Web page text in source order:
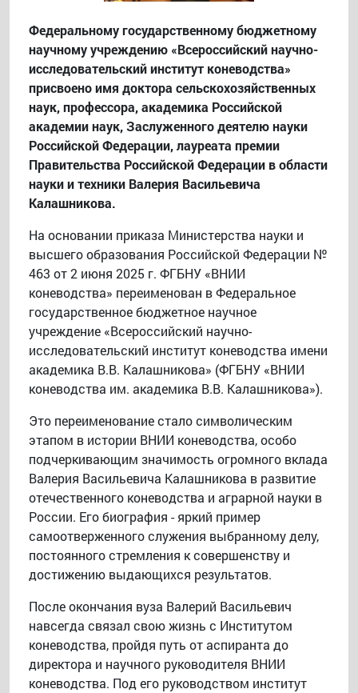
Федеральному государственному бюджетному
научному учреждению «Всероссийский научно-
исследовательский институт коневодства»
присвоено имя доктора сельскохозяйственных
наук, профессора, академика Российской
академии наук, Заслуженного деятелю науки
Российской Федерации, лауреата премии
Правительства Российской Федерации в области
науки и техники Валерия Васильевича
Калашникова.
На основании приказа Министерства науки и
высшего образования Российской Федерации №
463 от 2 июня 2025 г. ФГБНУ «ВНИИ
коневодства» переименован в Федеральное
государственное бюджетное научное
учреждение «Всероссийский научно-
исследовательский институт коневодства имени
академика В.В. Калашникова» (ФГБНУ «ВНИИ
коневодства им. академика В.В. Калашникова»).
Это переименование стало символическим
этапом в истории ВНИИ коневодства, особо
подчеркивающим значимость огромного вклада
Валерия Васильевича Калашникова в развитие
отечественного коневодства и аграрной науки в
России. Его биография - яркий пример
самоотверженного служения выбранному делу,
постоянного стремления к совершенству и
достижению выдающихся результатов.
После окончания вуза Валерий Васильевич
навсегда связал свою жизнь с Институтом
коневодства, пройдя путь от аспиранта до
директора и научного руководителя ВНИИ
коневодства. Под его руководством институт